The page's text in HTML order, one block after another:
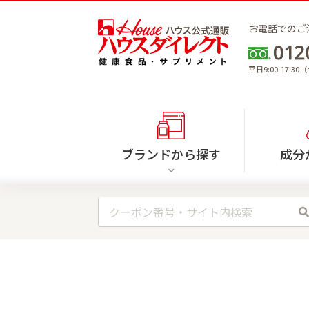
お電話での
平日9:00-17:30
ブランドから探す 成分